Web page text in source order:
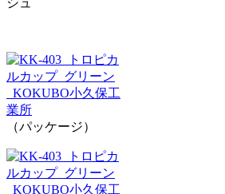
シュ
（パッケージ）